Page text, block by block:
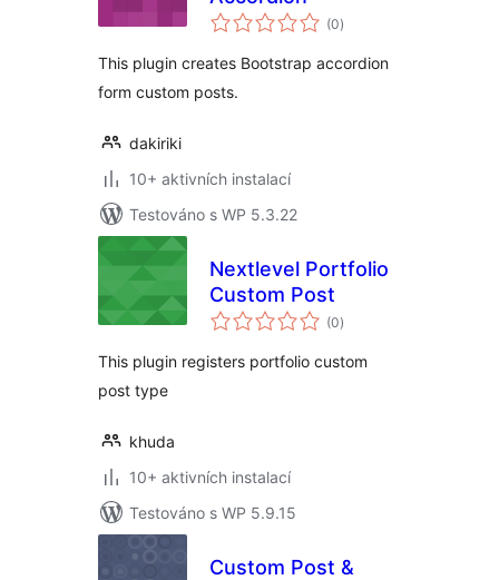
(0celkové
hodnocení
)
This plugin creates Bootstrap accordion
form custom posts.
dakiriki
10+ aktivních instalací
Testováno s WP 5.3.22
Nextlevel Portfolio
Custom Post
(0celkové
hodnocení
)
This plugin registers portfolio custom
post type
khuda
10+ aktivních instalací
Testováno s WP 5.9.15
Custom Post &